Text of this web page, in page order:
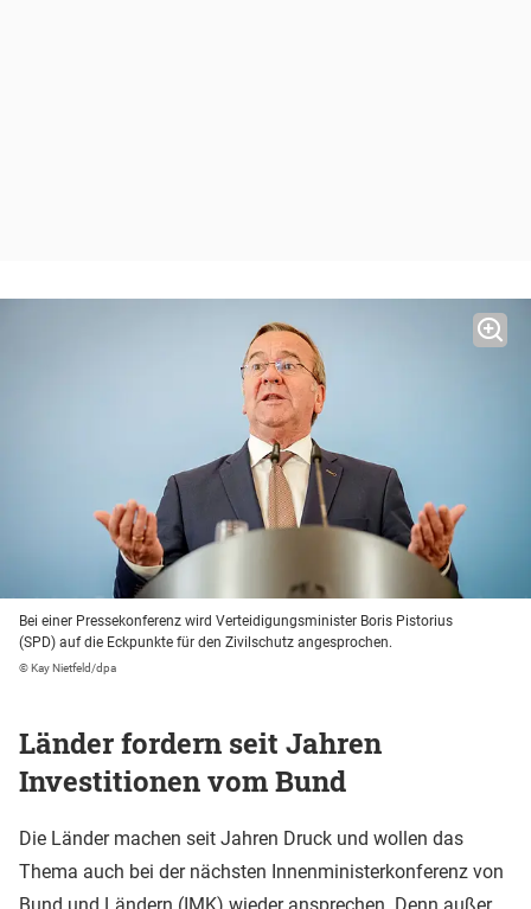
Bei einer Pressekonferenz wird Verteidigungsminister Boris Pistorius
(SPD) auf die Eckpunkte für den Zivilschutz angesprochen.
© Kay Nietfeld/dpa
Länder fordern seit Jahren
Investitionen vom Bund
Die Länder machen seit Jahren Druck und wollen das
Thema auch bei der nächsten Innenministerkonferenz von